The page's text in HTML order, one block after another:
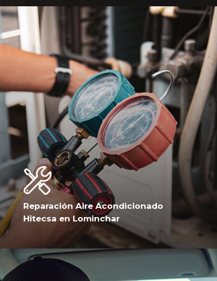
Reparación Aire Acondicionado
Hitecsa en Lominchar